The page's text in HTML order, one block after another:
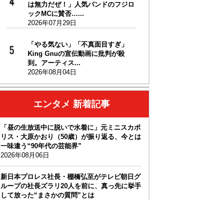
は無力だぜ！」人気バンドのフジロ
ックMCに賛否…...
2026年07月29日
「やる気ない」「不真面目すぎ」
King Gnuの宣伝動画に批判が殺
到。アーティス...
2026年08月04日
エンタメ 新着記事
「昼の生放送中に脱いで水着に」元ミニスカポ
リス・大原かおり（50歳）が振り返る、今とは
一味違う“90年代の芸能界”
2026年08月06日
新日本プロレス社長・棚橋弘至がテレビ朝日グ
ループの社長ズラリ20人を前に、真っ先に挙手
して放った“まさかの質問”とは